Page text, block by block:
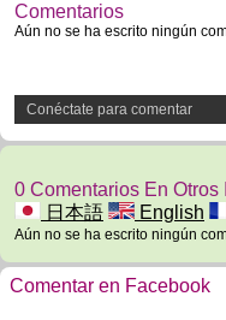
Comentarios
Aún no se ha escrito ningún
Conéctate para comentar
0 Comentarios En Otros
日本語
English
Aún no se ha escrito ningún
Comentar en Facebook